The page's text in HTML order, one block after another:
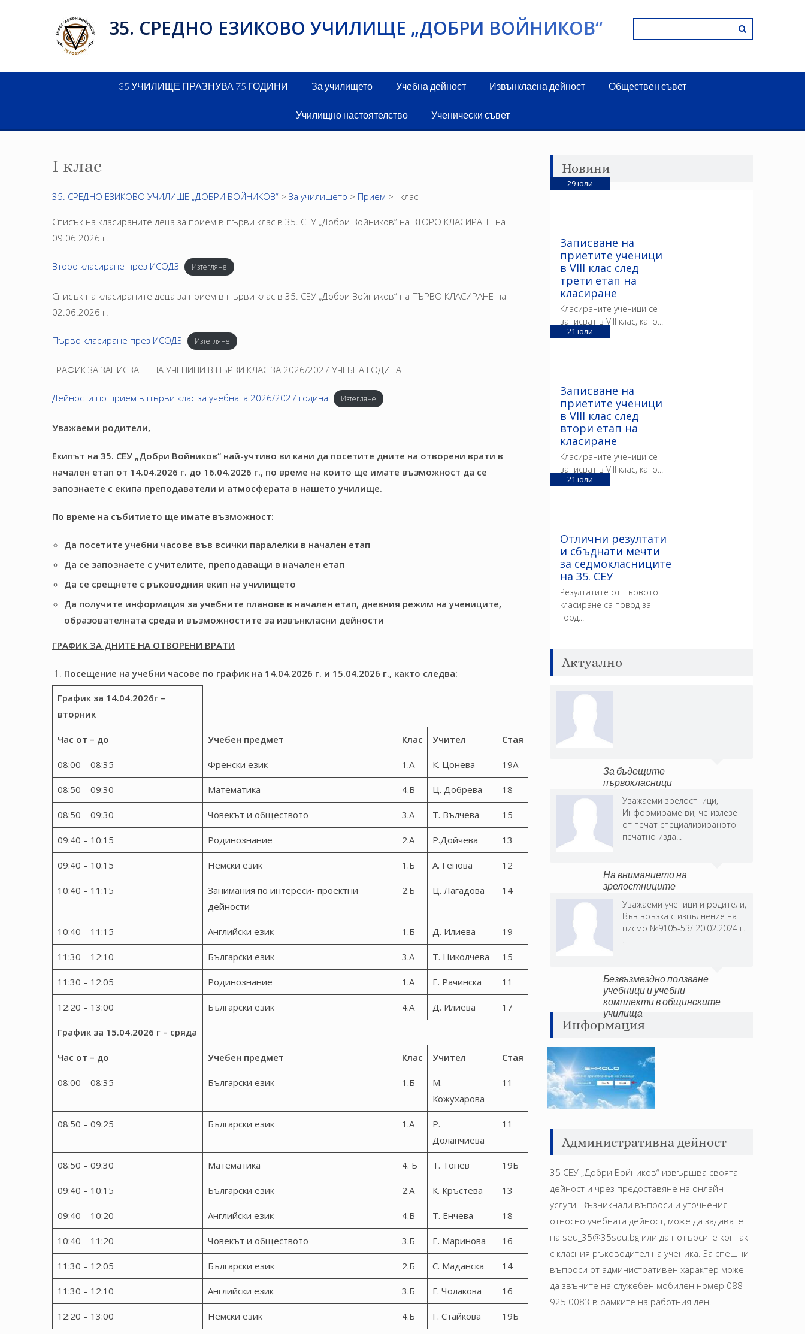
35. СРЕДНО ЕЗИКОВО УЧИЛИЩЕ „ДОБРИ ВОЙНИКОВ“
35 УЧИЛИЩЕ ПРАЗНУВА 75 ГОДИНИ За училището Учебна дейност Извънкласна дейност Обществен съвет
Училищно настоятелство Ученически съвет
I клас
35. СРЕДНО ЕЗИКОВО УЧИЛИЩЕ „ДОБРИ ВОЙНИКОВ“ > За училището > Прием > I клас
Списък на класираните деца за прием в първи клас в 35. СЕУ „Добри Войников“ на ВТОРО КЛАСИРАНЕ на
09.06.2026 г.
Второ класиране през ИСОДЗ Изтегляне
Списък на класираните деца за прием в първи клас в 35. СЕУ „Добри Войников“ на ПЪРВО КЛАСИРАНЕ на
02.06.2026 г.
Първо класиране през ИСОДЗ Изтегляне
ГРАФИК ЗА ЗАПИСВАНЕ НА УЧЕНИЦИ В ПЪРВИ КЛАС ЗА 2026/2027 УЧЕБНА ГОДИНА
Дейности по прием в първи клас за учебната 2026/2027 година Изтегляне
Уважаеми родители,
Екипът на 35. СЕУ „Добри Войников“ най-учтиво ви кани да посетите дните на отворени врати в
начален етап от 14.04.2026 г. до 16.04.2026 г., по време на които ще имате възможност да се
запознаете с екипа преподаватели и атмосферата в нашето училище.
По време на събитието ще имате възможност:
Да посетите учебни часове във всички паралелки в начален етап
Да се запознаете с учителите, преподаващи в начален етап
Да се срещнете с ръководния екип на училището
Да получите информация за учебните планове в начален етап, дневния режим на учениците,
образователната среда и възможностите за извънкласни дейности
ГРАФИК ЗА ДНИТЕ НА ОТВОРЕНИ ВРАТИ
Посещение на учебни часове по график на 14.04.2026 г. и 15.04.2026 г., както следва:
График за 14.04.2026г –
вторник
Час от – до Учебен предмет Клас Учител Стая
08:00 – 08:35 Френски език 1.А К. Цонева 19А
08:50 – 09:30 Математика 4.В Ц. Добрева 18
08:50 – 09:30 Човекът и обществото 3.А Т. Вълчева 15
09:40 – 10:15 Родинознание 2.А Р.Дойчева 13
09:40 – 10:15 Немски език 1.Б А. Генова 12
10:40 – 11:15
Занимания по интереси- проектни
дейности
2.Б Ц. Лагадова 14
10:40 – 11:15 Английски език 1.Б Д. Илиева 19
11:30 – 12:10 Български език 3.А Т. Николчева 15
11:30 – 12:05 Родинознание 1.А Е. Рачинска 11
12:20 – 13:00 Български език 4.А Д. Илиева 17
График за 15.04.2026 г – сряда
Час от – до Учебен предмет Клас Учител Стая
08:00 – 08:35 Български език 1.Б
М.
Кожухарова
11
08:50 – 09:25 Български език 1.А
Р.
Долапчиева
11
08:50 – 09:30 Математика 4. Б Т. Тонев 19Б
09:40 – 10:15 Български език 2.А К. Кръстева 13
09:40 – 10:20 Английски език 4.В Т. Енчева 18
10:40 – 11:20 Човекът и обществото 3.Б Е. Маринова 16
11:30 – 12:05 Български език 2.Б С. Маданска 14
11:30 – 12:10 Английски език 3.Б Г. Чолакова 16
12:20 – 13:00 Немски език 4.Б Г. Стайкова 19Б
Новини
29юли
Записване на
приетите ученици
в VIII клас след
трети етап на
класиране
Класираните ученици се
записват в VIII клас, като...
21 юли
Записване на
приетите ученици
в VIII клас след
втори етап на
класиране
Класираните ученици се
записват в VIII клас, като...
21 юли
Отлични резултати
и сбъднати мечти
за седмокласниците
на 35. СЕУ
Резултатите от първото
класиране са повод за
горд...
Актуално
За бъдещите
първокласници
Уважаеми зрелостници,
Информираме ви, че излезе
от печат специализираното
печатно изда...
На вниманието на
зрелостниците
Уважаеми ученици и родители,
Във връзка с изпълнение на
писмо №9105-53/ 20.02.2024 г.
...
Безвъзмездно ползване
учебници и учебни
комплекти в общинските
училища
Информация
Административна дейност
35 СЕУ „Добри Войников“ извършва своята
дейност и чрез предоставяне на онлайн
услуги. Възникнали въпроси и уточнения
относно учебната дейност, може да задавате
на seu_35@35sou.bg или да потърсите контакт
с класния ръководител на ученика. За спешни
въпроси от административен характер може
да звъните на служебен мобилен номер 088
925 0083 в рамките на работния ден.